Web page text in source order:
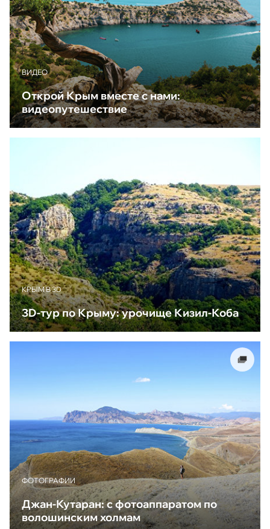
ВИДЕО
Открой Крым вместе с нами:
видеопутешествие
КРЫМ В 3D
3D-тур по Крыму: урочище Кизил-Коба
ФОТОГРАФИИ
Джан-Кутаран: с фотоаппаратом по
волошинским холмам